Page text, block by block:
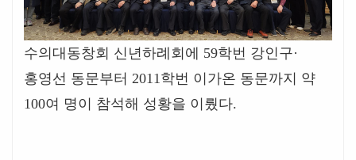
수의대동창회 신년하례회에 59학번 강인구·
홍영선 동문부터 2011 학번 이가온 동문까지 약
100여 명이 참석해 성황을 이뤘다.